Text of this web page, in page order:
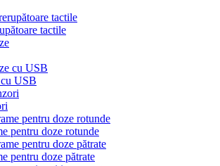
tactile
USB
pentru doze rotunde
pentru doze pătrate